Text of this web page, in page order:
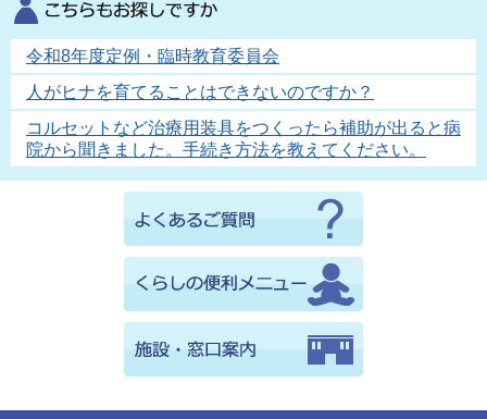
令和8年度定例・臨時教育委員会
人がヒナを育てることはできないのですか？
コルセットなど治療用装具をつくったら補助が出ると病
院から聞きました。手続き方法を教えてください。